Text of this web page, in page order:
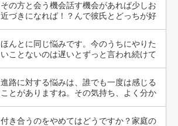
その方と会う機会話す機会があれば少しお
近づきになれば！？んで彼氏とどっちが好
ほんとに同じ悩みです。今のうちにやりた
いことないのは遅いとずっと言われ続けて
進路に対する悩みは、誰でも一度は感じる
ことがありますね。その気持ち、よく分か
付き合うのをやめてはどうですか？家庭の